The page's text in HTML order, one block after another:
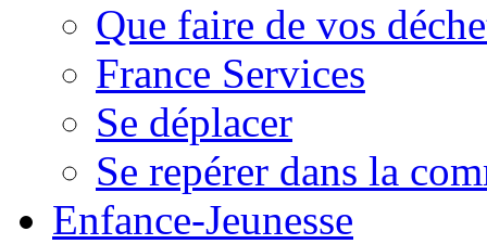
Que faire de vos
France Services
Se déplacer
Se repérer dans la
Enfance-Jeunesse